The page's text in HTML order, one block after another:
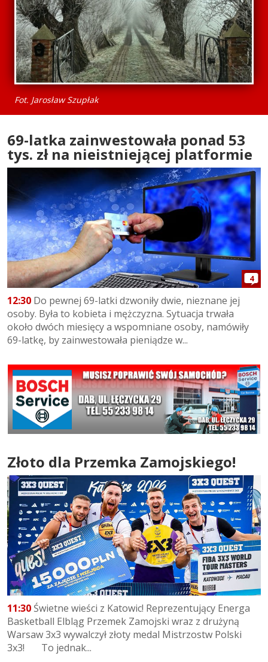
Fot. Jarosław Szupłak
69-latka zainwestowała ponad 53
tys. zł na nieistniejącej platformie
4
12:30 Do pewnej 69-latki dzwoniły dwie, nieznane jej
osoby. Była to kobieta i mężczyzna. Sytuacja trwała
około dwóch miesięcy a wspomniane osoby, namówiły
69-latkę, by zainwestowała pieniądze w...
Złoto dla Przemka Zamojskiego!
11:30 Świetne wieści z Katowic! Reprezentujący Energa
Basketball Elbląg Przemek Zamojski wraz z drużyną
Warsaw 3x3 wywalczył złoty medal Mistrzostw Polski
3x3! To jednak...